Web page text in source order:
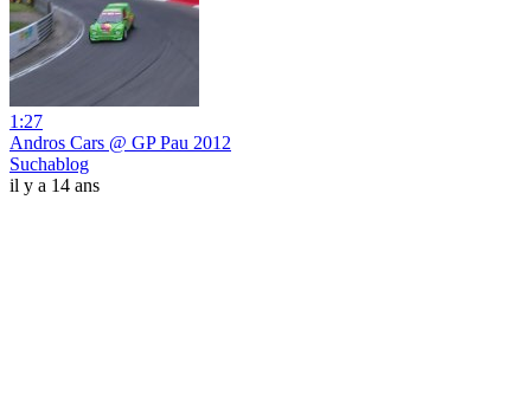
1:27
Andros Cars @ GP Pau 2012
Suchablog
il y a 14 ans